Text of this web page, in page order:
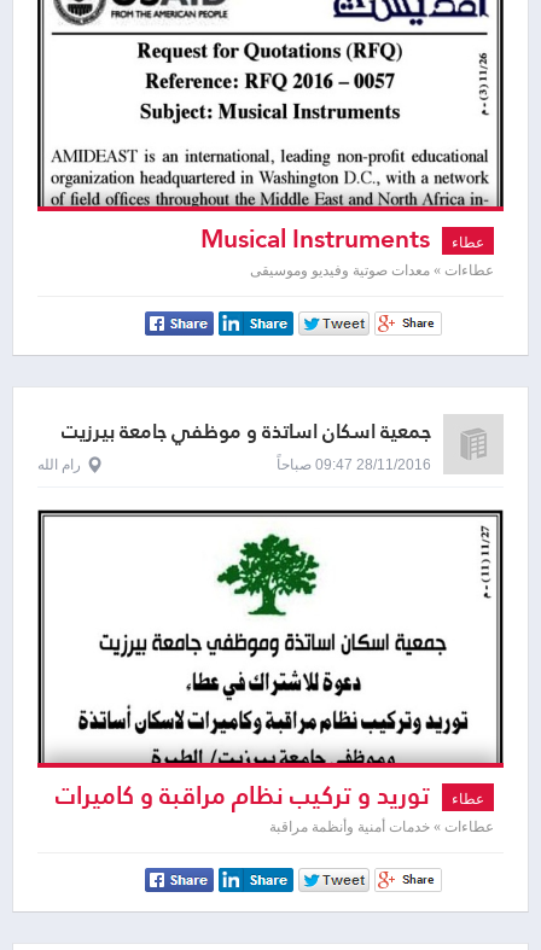
عطاء
عطاءات » معدات صوتية وفيديو وموسيقى
جمعية اسكان اساتذة و موظفي جامعة بيرزيت
28/11/2016 09:47 صباحاً رام الله
عطاء توريد و تركيب نظام مراقبة و كاميرات
عطاءات » خدمات أمنية وأنظمة مراقبة